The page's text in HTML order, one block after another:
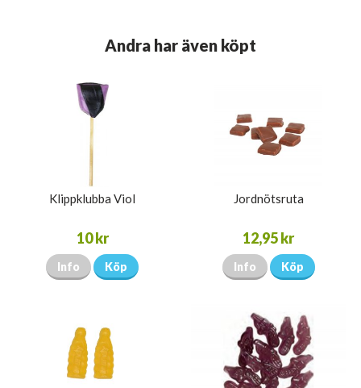
Andra har även köpt
Klippklubba Viol
10 kr
Info Köp
Jordnötsruta
12,95 kr
Info Köp